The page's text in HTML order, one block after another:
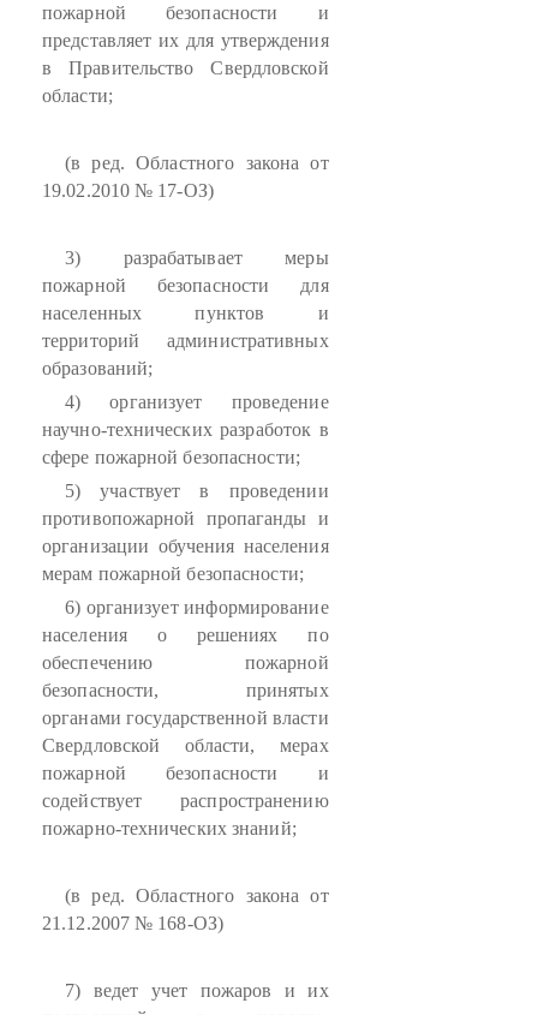
пожарной безопасности и
представляет их для утверждения
в Правительство Свердловской
области;
(в ред. Областного закона от
19.02.2010 № 17-ОЗ)
3) разрабатывает меры
пожарной безопасности для
населенных пунктов и
территорий административных
образований;
4) организует проведение
научно-технических разработок в
сфере пожарной безопасности;
5) участвует в проведении
противопожарной пропаганды и
организации обучения населения
мерам пожарной безопасности;
6) организует информирование
населения о решениях по
обеспечению пожарной
безопасности, принятых
органами государственной власти
Свердловской области, мерах
пожарной безопасности и
содействует распространению
пожарно-технических знаний;
(в ред. Областного закона от
21.12.2007 № 168-ОЗ)
7) ведет учет пожаров и их